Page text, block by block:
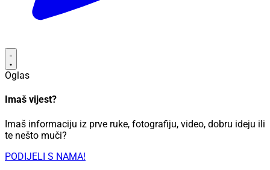
Oglas
Imaš vijest?
Imaš informaciju iz prve ruke, fotografiju, video, dobru ideju ili
te nešto muči?
PODIJELI S NAMA!